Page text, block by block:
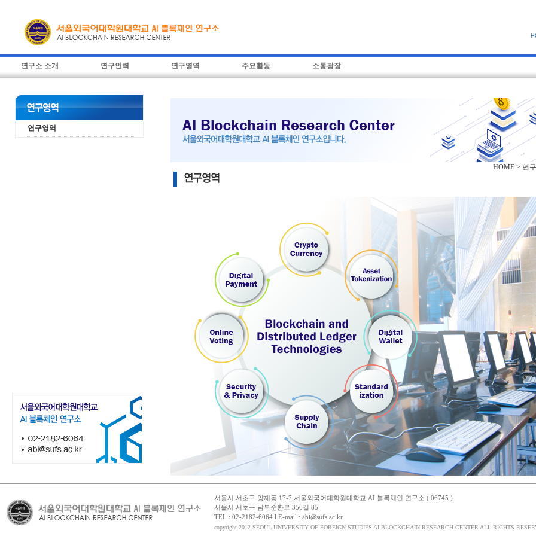
연구소 소개 연구인력 연구영역 주요활동 소통광장
연구영역
HOME > 연
서울시 서초구 양재동 17-7 서울외국어대학원대학교 AI 블록체인 연구소 ( 06745 )
서울시 서초구 남부순환로 356길 85
TEL : 02-2182-6064 l E-mail : abi@sufs.ac.kr
copyright 2012 SEOUL UNIVERSITY OF FOREIGN STUDIES AI BLOCKCHAIN RESEARCH CENTER ALL RIGHTS